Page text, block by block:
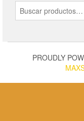
Buscar
por:
PROUDLY